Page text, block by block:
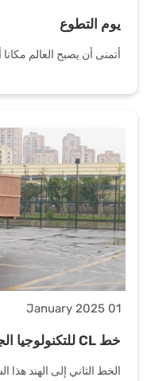
يوم التطوع
أتمنى أن يصبح العالم
01 January 2025
خط CL للتكنولوجيا الجديدة إلى الهند
الخط الثاني إلى الهند هذا